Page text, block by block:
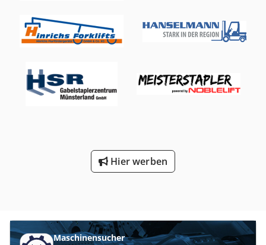
haben mehr Optionen, als Sie online sehen können. Sie
können uns jederzeit anrufen oder eine E-Mail schreiben.
Alle unsere Maschinen sind vollständig gewartet und auf
umgehend zur Verfügung stellen. Wir stehen Ihnen in
Deutsch, Englisch, Französisch, Niederländisch, Spanisch
und Russisch zur Verfügung. Entdecken Sie unser breites
Hier werben
Maschinensucher